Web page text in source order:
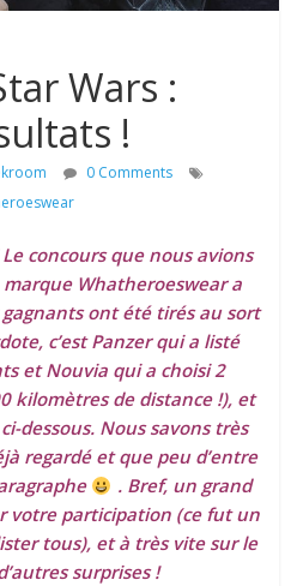
Wars :
!
0 Comments
concours que nous avions
marque Whatheroeswear a
ont été tirés au sort
c’est Panzer qui a listé
et Nouvia qui a choisi 2
kilomètres de distance !), et
dessous. Nous savons très
regardé et que peu d’entre
. Bref, un grand
votre participation (ce fut un
tous), et à très vite sur le
surprises !